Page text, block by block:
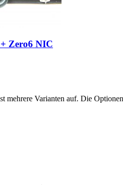
Zero6 NIC
mehrere Varianten auf. Die